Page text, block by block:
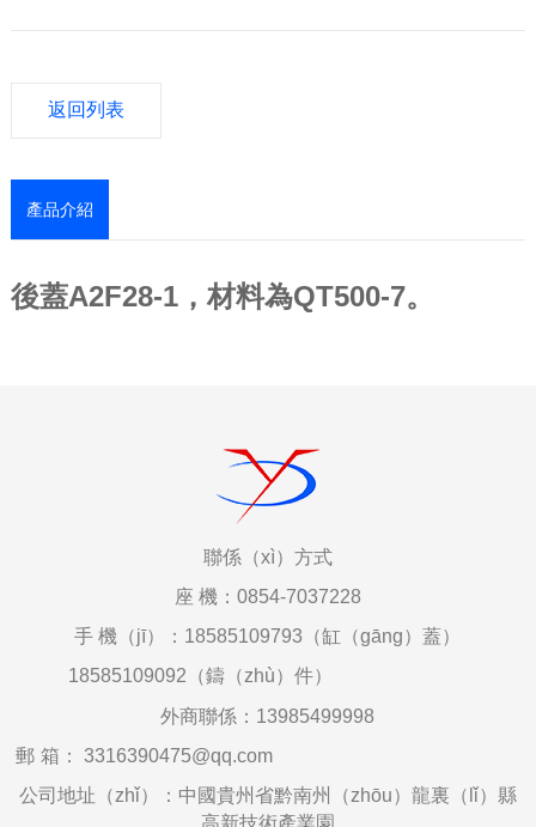
返回列表
產品介紹
後蓋A2F28-1，材料為QT500-7。
聯係（xì） 方式
座 機：0854-7037228
手機（jī）：18585109793（缸（gāng）蓋）
18585109092（鑄（zhù）件）
外商聯係： 13985499998
郵 箱 ：3316390475@qq.com
公司地址（zhǐ）：中國貴州省黔南州（zhōu）龍裏（lǐ）縣
高新技術產業園